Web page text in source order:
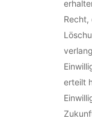
erteilt